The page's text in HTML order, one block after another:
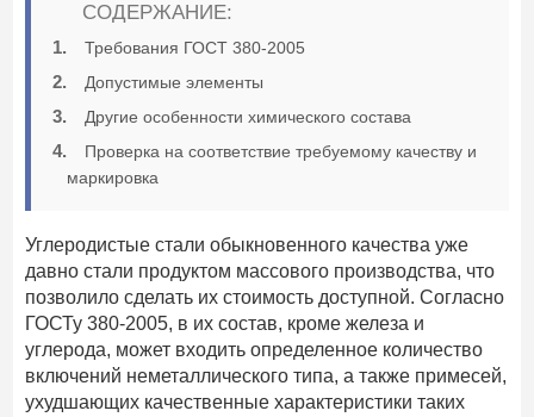
СОДЕРЖАНИЕ:
Требования ГОСТ 380-2005
Допустимые элементы
Другие особенности химического состава
Проверка на соответствие требуемому качеству и
маркировка
Углеродистые стали обыкновенного качества уже
давно стали продуктом массового производства, что
позволило сделать их стоимость доступной. Согласно
ГОСТу 380-2005, в их состав, кроме железа и
углерода, может входить определенное количество
включений неметаллического типа, а также примесей,
ухудшающих качественные характеристики таких